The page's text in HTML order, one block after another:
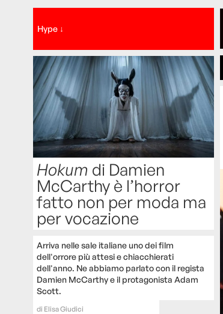
Hype ↓
Hokum di Damien
McCarthy è l’horror
fatto non per moda ma
per vocazione
Arriva nelle sale italiane uno dei film
dell'orrore più attesi e chiacchierati
dell'anno. Ne abbiamo parlato con il regista
Damien McCarthy e il protagonista Adam
Scott.
di Elisa Giudici